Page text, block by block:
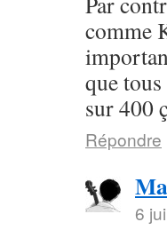
comme
que
sur 400
Répondre
6